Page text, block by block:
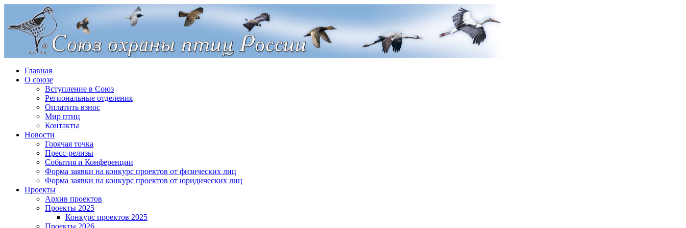
Главная
О союзе
Вступление в Союз
Региональные отделения
Оплатить взнос
Мир птиц
Контакты
Новости
Горячая точка
Пресс-релизы
События и Конференции
Форма заявки на конкурс проектов от физических лиц
Форма заявки на конкурс проектов от юридических лиц
Проекты
Архив проектов
Проекты 2025
Конкурс проектов 2025
Проекты 2026